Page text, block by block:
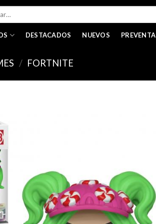
DESTACADOS NUEVOS PREVENTA
/ FORTNITE